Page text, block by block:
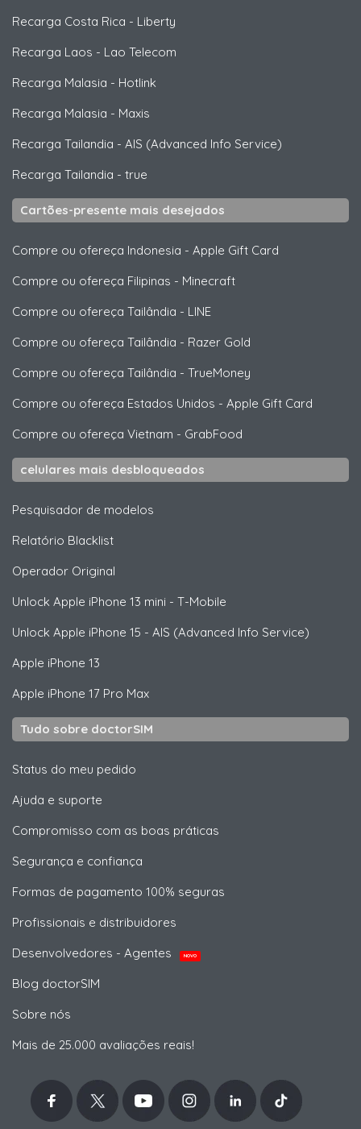
Recarga Costa Rica - Liberty
Recarga Laos - Lao Telecom
Recarga Malasia - Hotlink
Recarga Malasia - Maxis
Recarga Tailandia - AIS (Advanced Info Service)
Recarga Tailandia - true
Cartões-presente mais desejados
Compre ou ofereça Indonesia - Apple Gift Card
Compre ou ofereça Filipinas - Minecraft
Compre ou ofereça Tailândia - LINE
Compre ou ofereça Tailândia - Razer Gold
Compre ou ofereça Tailândia - TrueMoney
Compre ou ofereça Estados Unidos - Apple Gift Card
Compre ou ofereça Vietnam - GrabFood
celulares mais desbloqueados
Pesquisador de modelos
Relatório Blacklist
Operador Original
Unlock Apple iPhone 13 mini - T-Mobile
Unlock Apple iPhone 15 - AIS (Advanced Info Service)
Apple iPhone 13
Apple iPhone 17 Pro Max
Tudo sobre doctorSIM
Status do meu pedido
Ajuda e suporte
Compromisso com as boas práticas
Segurança e confiança
Formas de pagamento 100% seguras
Profissionais e distribuidores
Desenvolvedores - Agentes
NOVO
Blog doctorSIM
Sobre nós
Mais de 25.000 avaliações reais!